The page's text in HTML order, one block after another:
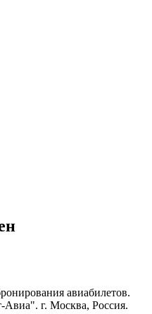
авиабилетов.
г. Москва, Россия.